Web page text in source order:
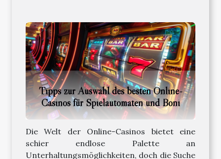
Tipps zur Auswahl des besten Online-
Casinos für Spielautomaten und Boni
Die Welt der Online-Casinos bietet eine
schier endlose Palette an
Unterhaltungsmöglichkeiten, doch die Suche